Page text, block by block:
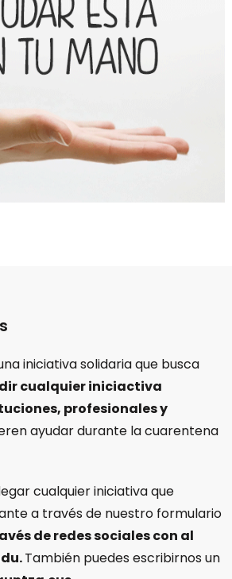
iniciativa solidaria que busca
cualquier iniciactiva
profesionales y
ayudar durante la cuarentena
cualquier iniciativa que
a través de nuestro formulario
de redes sociales con al
También puedes escribirnos un